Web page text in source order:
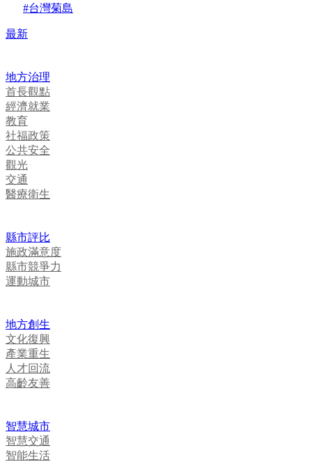
#台灣菊島
最新
地方治理
首長觀點
經濟就業
教育
社福政策
公共安全
觀光
交通
醫療衛生
縣市評比
施政滿意度
縣市競爭力
運動城市
地方創生
文化復興
產業重生
人才回流
高齡友善
智慧城市
智慧交通
智能生活